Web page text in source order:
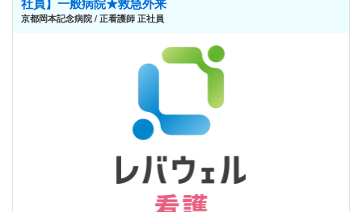
京都岡本記念病院 / 正看護師 正社員